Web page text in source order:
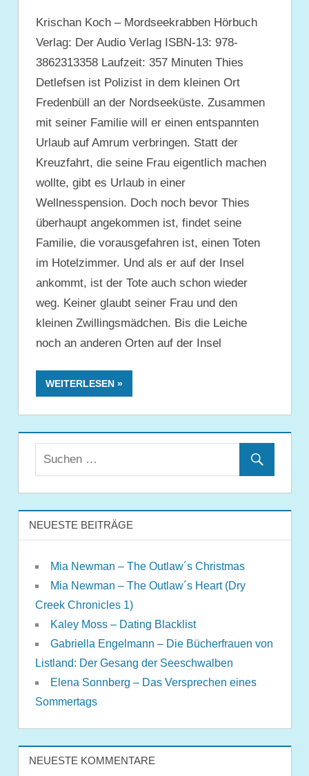
Krischan Koch – Mordseekrabben Hörbuch
Verlag: Der Audio Verlag ISBN-13: 978-
3862313358 Laufzeit: 357 Minuten Thies
Detlefsen ist Polizist in dem kleinen Ort
Fredenbüll an der Nordseeküste. Zusammen
mit seiner Familie will er einen entspannten
Urlaub auf Amrum verbringen. Statt der
Kreuzfahrt, die seine Frau eigentlich machen
wollte, gibt es Urlaub in einer
Wellnesspension. Doch noch bevor Thies
überhaupt angekommen ist, findet seine
Familie, die vorausgefahren ist, einen Toten
im Hotelzimmer. Und als er auf der Insel
ankommt, ist der Tote auch schon wieder
weg. Keiner glaubt seiner Frau und den
kleinen Zwillingsmädchen. Bis die Leiche
noch an anderen Orten auf der Insel
WEITERLESEN
NEUESTE BEITRÄGE
Mia Newman – The Outlaw´s Christmas
Mia Newman – The Outlaw´s Heart (Dry
Creek Chronicles 1)
Kaley Moss – Dating Blacklist
Gabriella Engelmann – Die Bücherfrauen von
Listland: Der Gesang der Seeschwalben
Elena Sonnberg – Das Versprechen eines
Sommertags
NEUESTE KOMMENTARE